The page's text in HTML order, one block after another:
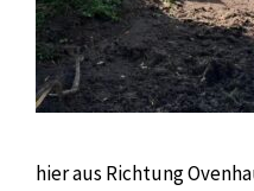
hier aus Richtung